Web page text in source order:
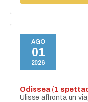
AGO
01
2026
Odissea (1
Ulisse affronta un